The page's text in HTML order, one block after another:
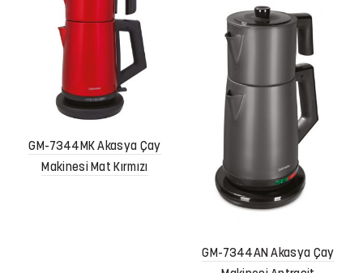
GM-7344MK Akasya Çay
Makinesi Mat Kırmızı
GM-7344AN Akasya Çay